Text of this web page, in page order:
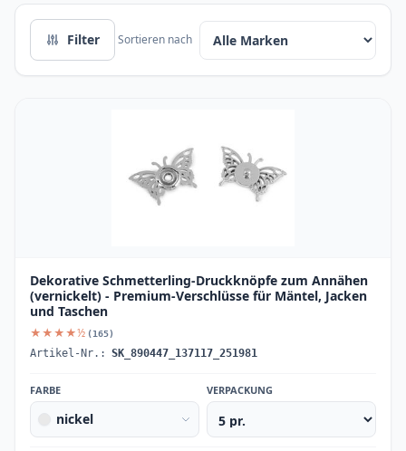
Filter Sortieren nach
Dekorative Schmetterling-Druckknöpfe zum Annähen
(vernickelt) - Premium-Verschlüsse für Mäntel, Jacken
und Taschen
★★★★½ (165)
Artikel-Nr.: SK_890447_137117_251981
FARBE
nickel
VERPACKUNG